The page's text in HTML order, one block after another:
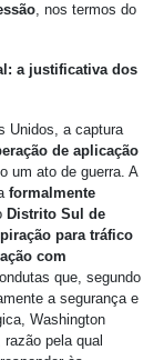
, nos termos do
a justificativa dos
Unidos, a captura
de aplicação
um ato de guerra. A
formalmente
Distrito Sul de
para tráfico
com
que, segundo
a segurança e
Washington
razão pela qual